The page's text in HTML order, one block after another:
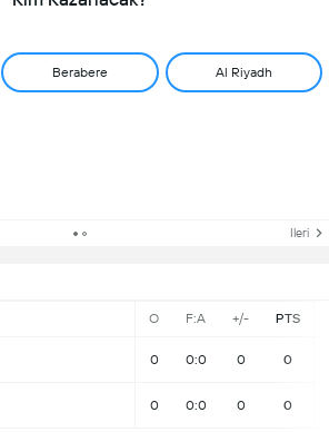
Berabere Al Riyadh
Ileri
O F:A +/- PTS
0 0:0 0 0
0 0:0 0 0